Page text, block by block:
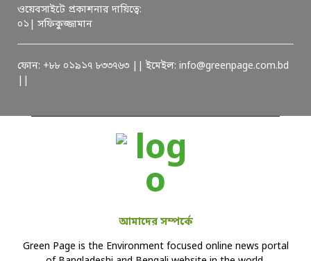
ওয়েবসাইটে প্রকাশনার দায়িত্বে:
০১| সফিকুজ্জামান
ফোন: +৮৮ ০১৯১৭ ৮৩৩৭৬৩ || ইমেইল: info@greenpage.com.bd
আমাদের সম্পর্কে
Green Page is the Environment focused online news portal